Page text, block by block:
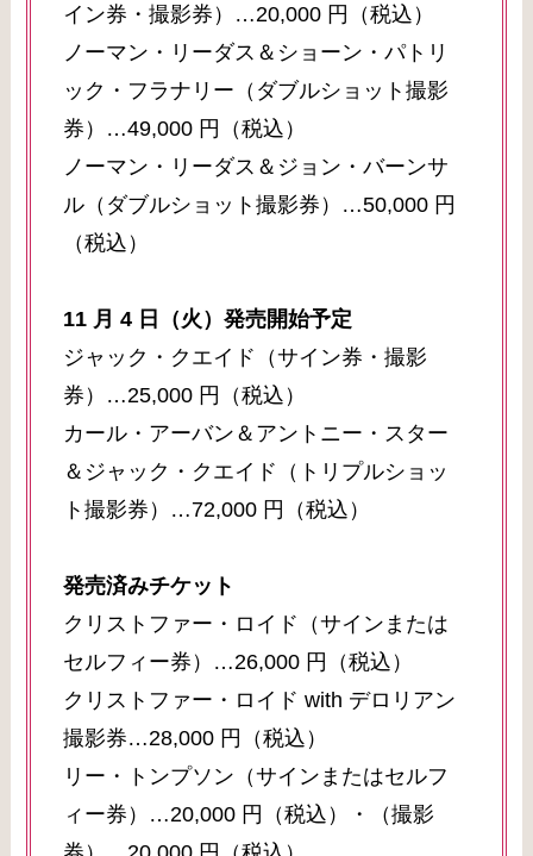
イン券・撮影券）…20,000 円（税込）
ノーマン・リーダス＆ショーン・パトリ
ック・フラナリー（ダブルショット撮影
券）…49,000 円（税込）
ノーマン・リーダス＆ジョン・バーンサ
ル（ダブルショット撮影券）…50,000 円
（税込）
11 月 4 日（火）発売開始予定
ジャック・クエイド（サイン券・撮影
券）…25,000 円（税込）
カール・アーバン＆アントニー・スター
＆ジャック・クエイド（トリプルショッ
ト撮影券）…72,000 円（税込）
発売済みチケット
クリストファー・ロイド（サインまたは
セルフィー券）…26,000 円（税込）
クリストファー・ロイド with デロリアン
撮影券…28,000 円（税込）
リー・トンプソン（サインまたはセルフ
ィー券）…20,000 円（税込）・（撮影